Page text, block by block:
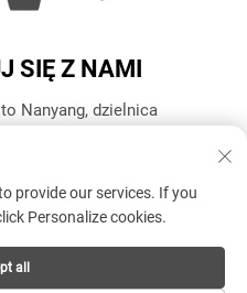
SIĘ Z NAMI
Nanyang, dzielnica
INDUSTRY CO.,LTD
provide our services. If you
Personalize cookies.
all